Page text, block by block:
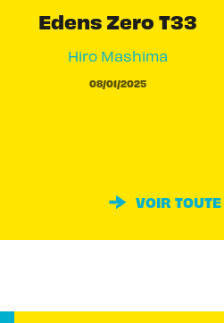
Edens Zero T33
Hiro Mashima
08/01/2025
VOIR